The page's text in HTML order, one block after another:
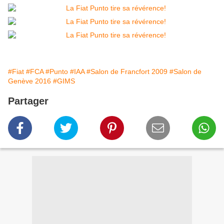
#Fiat #FCA #Punto #IAA #Salon de Francfort 2009 #Salon de
Genève 2016 #GIMS
Partager